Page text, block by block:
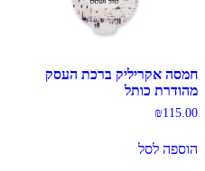
חמסה אקריליק ברכת העסק
מהודרת כותל
₪115.00
הוספה לסל